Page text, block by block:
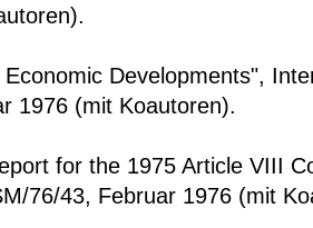
Developments",
1976 (mit Koautoren).
for the 1975 Article VIII
76/43, Februar 1976 (mit